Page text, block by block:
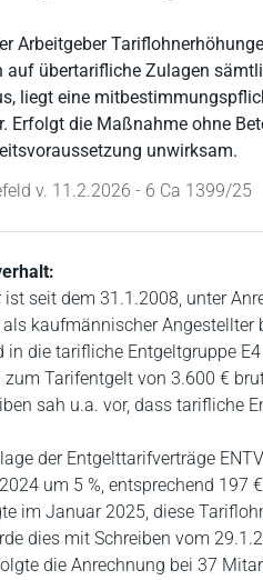
Arbeitgeber
auf übertarifliche Zulagen
liegt eine
Erfolgt die Maßnahme ohne
unwirksam.
v. 11.2.2026 - 6 Ca 1399/25
ist seit dem 31.1.2008, unter
kaufmännischer
in die tarifliche Entgeltgruppe
Tarifentgelt von 3.600 €
sah u.a. vor, dass tarifliche
der Entgelttarifverträge
um 5 %, entsprechend 197
im Januar 2025, diese
dies mit Schreiben vom
die Anrechnung bei 37